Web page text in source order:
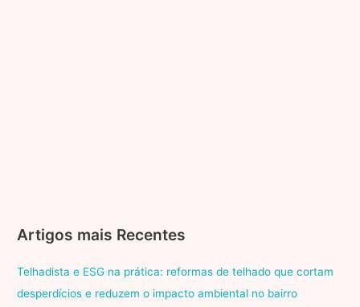
Artigos mais Recentes
Telhadista e ESG na prática: reformas de telhado que cortam
desperdícios e reduzem o impacto ambiental no bairro